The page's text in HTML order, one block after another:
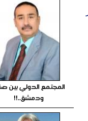
المجتمع الدولي بين
ودمشق..!!